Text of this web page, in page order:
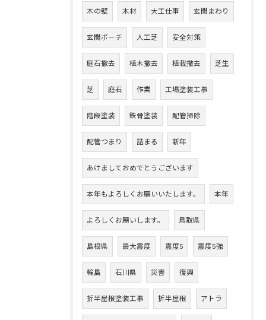
木の壁 木材 大工仕事 玄関まわり
玄関ポーチ 人工芝 安全対策
庭石撤去 植木撤去 植栽撤去 芝生
芝 庭石 作業 工場塗装工事
階段塗装 鉄骨塗装 配管掃除
配管つまり 詰まる 新年
あけましておめでとうございます
本年もよろしくお願いいたします。 本年
よろしくお願いします。 鳥取県
島根県 最大震度 震度5 震度5強
輪島 石川県 災害 復興
折半屋根塗装工事 折半屋根 アトラ